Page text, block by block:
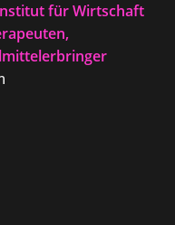
für Wirtschaft